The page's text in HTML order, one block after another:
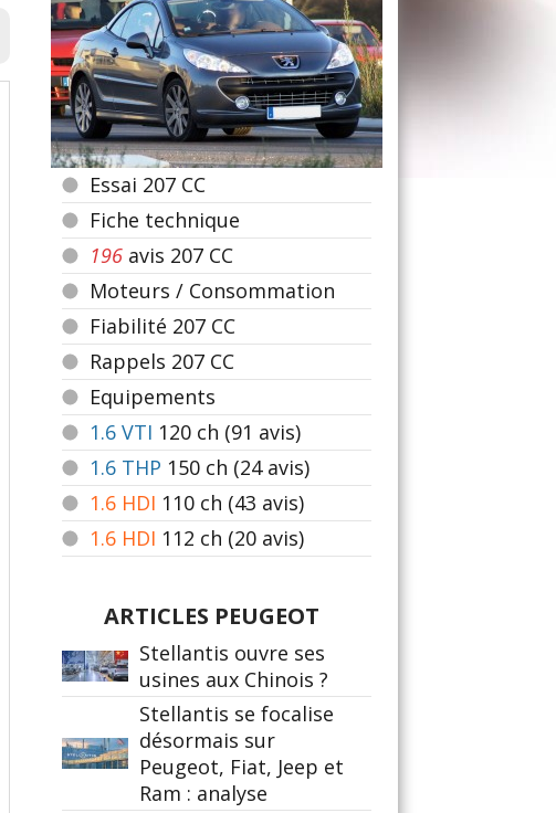
Essai 207 CC
Fiche technique
196 avis 207 CC
Moteurs / Consommation
Fiabilité 207 CC
Rappels 207 CC
Equipements
1.6 VTI 120 ch (91 avis)
1.6 THP 150 ch (24 avis)
1.6 HDI 110 ch (43 avis)
1.6 HDI 112 ch (20 avis)
ARTICLES PEUGEOT
Stellantis ouvre ses
usines aux Chinois ?
Stellantis se focalise
désormais sur
Peugeot, Fiat, Jeep et
Ram : analyse